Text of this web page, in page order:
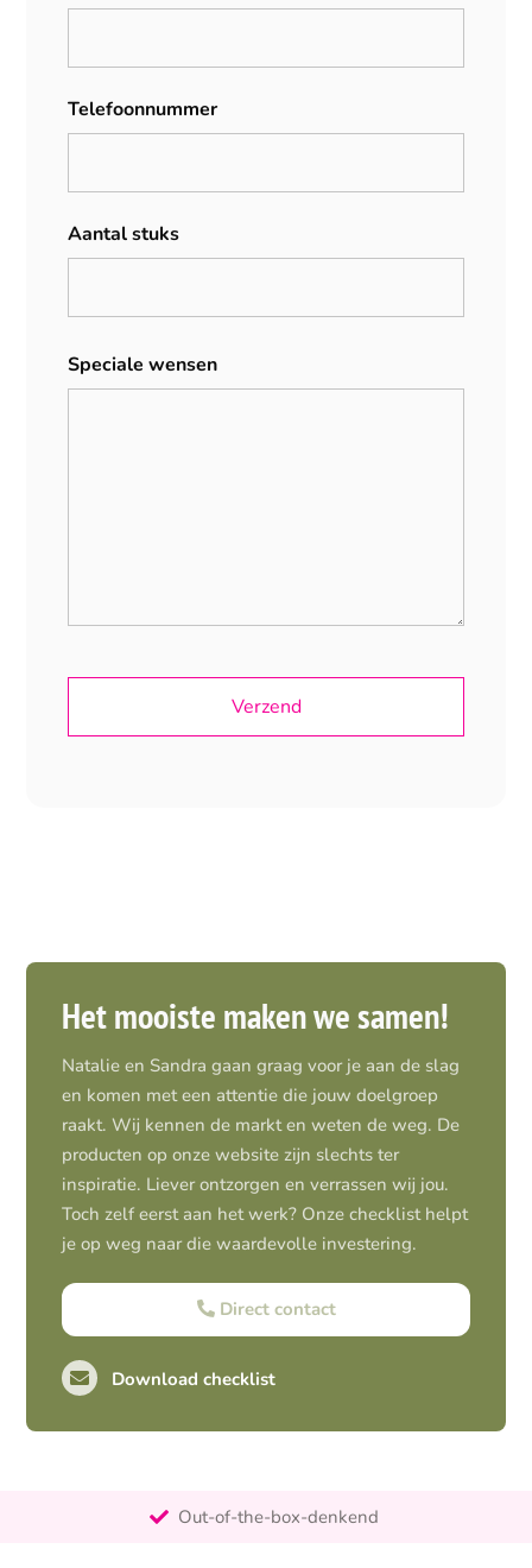
Telefoonnummer
Aantal stuks
Speciale wensen
Het mooiste maken we samen!
Natalie en Sandra gaan graag voor je aan de slag
en komen met een attentie die jouw doelgroep
raakt. Wij kennen de markt en weten de weg. De
producten op onze website zijn slechts ter
inspiratie. Liever ontzorgen en verrassen wij jou.
Toch zelf eerst aan het werk? Onze checklist helpt
je op weg naar die waardevolle investering.
Direct contact
Download checklist
Out-of-the-box-denkend